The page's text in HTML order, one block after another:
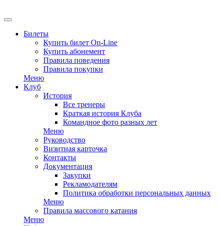
Билеты
Купить билет On-Line
Купить абонемент
Правила поведения
Правила покупки
Меню
Клуб
История
Все тренеры
Краткая история Клуба
Командное фото разных лет
Меню
Руководство
Визитная карточка
Контакты
Документация
Закупки
Рекламодателям
Политика обработки персональных данных
Меню
Правила массового катания
Меню